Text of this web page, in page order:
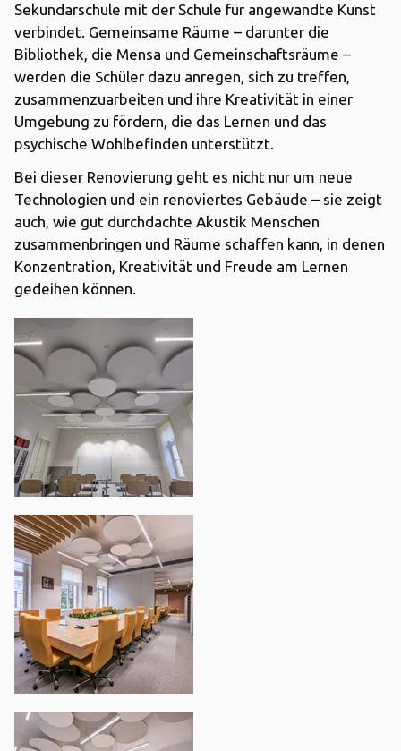
Sekundarschule mit der Schule für angewandte Kunst
verbindet. Gemeinsame Räume – darunter die
Bibliothek, die Mensa und Gemeinschaftsräume –
werden die Schüler dazu anregen, sich zu treffen,
zusammenzuarbeiten und ihre Kreativität in einer
Umgebung zu fördern, die das Lernen und das
psychische Wohlbefinden unterstützt.
Bei dieser Renovierung geht es nicht nur um neue
Technologien und ein renoviertes Gebäude – sie zeigt
auch, wie gut durchdachte Akustik Menschen
zusammenbringen und Räume schaffen kann, in denen
Konzentration, Kreativität und Freude am Lernen
gedeihen können.